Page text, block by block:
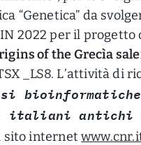
“Genetica” da
2022 per il progetto
of the Grecìa
_LS8. L’attività di
italiani antichi
sito internet